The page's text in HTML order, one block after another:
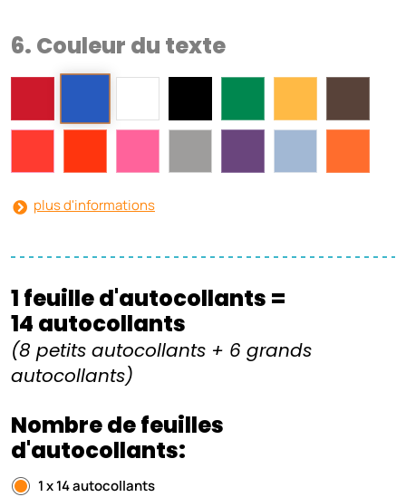
6. Couleur du texte
plus d'informations
1 feuille d'autocollants =
14 autocollants
(8 petits autocollants + 6 grands
autocollants)
Nombre de feuilles
d'autocollants:
1 x 14 autocollants